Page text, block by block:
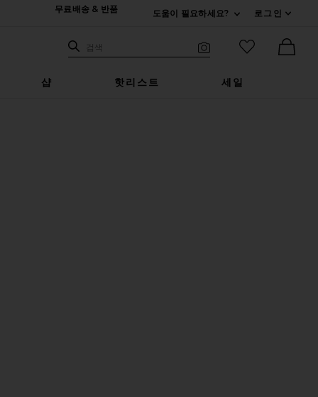
무료배송 & 반품
도움이 필요하세요?
로그인
검색하기
검색
즐겨찾기 아
샵 핫리스트 세일